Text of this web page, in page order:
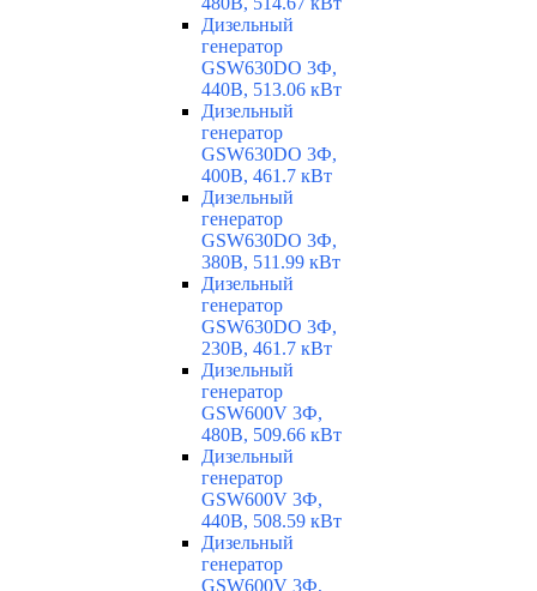
Дизельный
генератор
GSW630DO 3Ф,
440В, 513.06 кВт
Дизельный
генератор
GSW630DO 3Ф,
400В, 461.7 кВт
Дизельный
генератор
GSW630DO 3Ф,
380В, 511.99 кВт
Дизельный
генератор
GSW630DO 3Ф,
230В, 461.7 кВт
Дизельный
генератор
GSW600V 3Ф,
480В, 509.66 кВт
Дизельный
генератор
GSW600V 3Ф,
440В, 508.59 кВт
Дизельный
генератор
GSW600V 3Ф,